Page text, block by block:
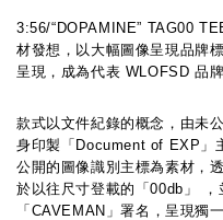
3:56/“DOPAMINE” TAG00
材發想，以大幅圖像呈現品牌
呈現，成為代表 WLOFSD 品
款式以文件紀錄的概念，由未
身印製「Document of EXP」
公開的圖像識別主標為素材，
於以往尺寸登載的「00db」
「CAVEMAN」署名，呈現獨